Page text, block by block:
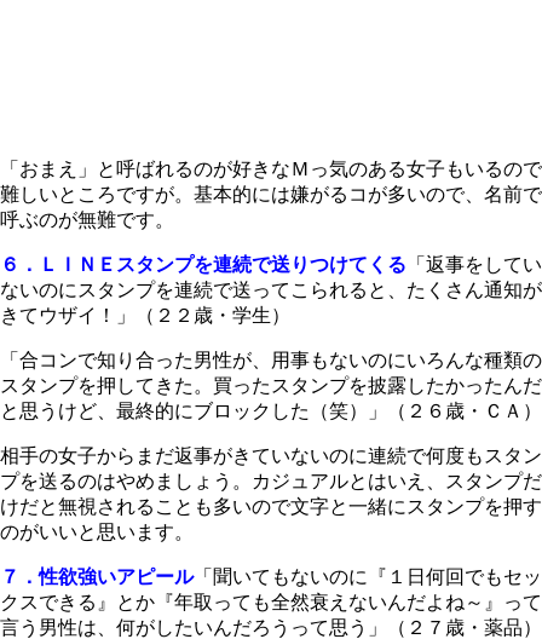
「おまえ」と呼ばれるのが好きなＭっ気のある女子もいるので
難しいところですが。基本的には嫌がるコが多いので、名前で
呼ぶのが無難です。
６．ＬＩＮＥスタンプを連続で送りつけてくる 「返事をしてい
ないのにスタンプを連続で送ってこられると、たくさん通知が
きてウザイ！」（２２歳・学生）
「合コンで知り合った男性が、用事もないのにいろんな種類の
スタンプを押してきた。買ったスタンプを披露したかったんだ
と思うけど、最終的にブロックした（笑）」（２６歳・ＣＡ）
相手の女子からまだ返事がきていないのに連続で何度もスタン
プを送るのはやめましょう。カジュアルとはいえ、スタンプだ
けだと無視されることも多いので文字と一緒にスタンプを押す
のがいいと思います。
７．性欲強いアピール「聞いてもないのに『１日何回でもセッ
クスできる』とか『年取っても全然衰えないんだよね～』って
言う男性は、何がしたいんだろうって思う」（２７歳・薬品）